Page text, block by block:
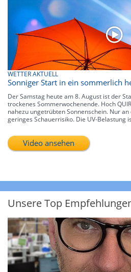
WETTER AKTUELL
Sonniger Start in ein sommerlich
Der Samstag heute am 8. August ist der
trockenes Sommerwochenende. Hoch
nahezu ungetrübten Sonnenschein. Nur
geringes Schauerrisiko. Die UV-Belastung
Video ansehen
Unsere Top